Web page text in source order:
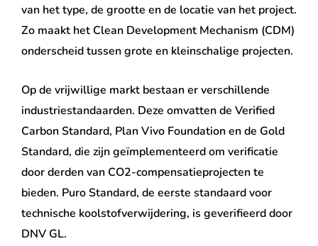
van het type, de grootte en de locatie van het project.
Zo maakt het Clean Development Mechanism (CDM)
onderscheid tussen grote en kleinschalige projecten.
Op de vrijwillige markt bestaan er verschillende
industriestandaarden. Deze omvatten de Verified
Carbon Standard, Plan Vivo Foundation en de Gold
Standard, die zijn geïmplementeerd om verificatie
door derden van CO2-compensatieprojecten te
bieden. Puro Standard, de eerste standaard voor
technische koolstofverwijdering, is geverifieerd door
DNV GL.